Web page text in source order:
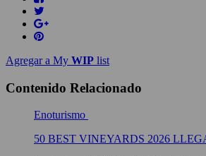
Agregar a My WIP list
Contenido Relacionado
Enoturismo
50 BEST VINEYARDS 2026